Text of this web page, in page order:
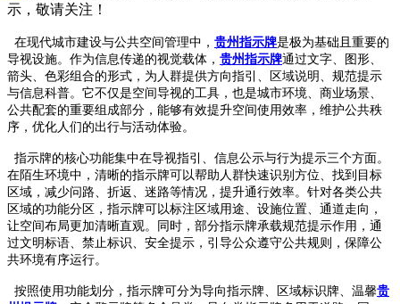
示，敬请关注！
在现代城市建设与公共空间管理中， 贵州指示牌是极为基础且重要的
导视设施。作为信息传递的视觉载体， 贵州指示牌通过文字、图形、
箭头、色彩组合的形式，为人群提供方向指引、区域说明、规范提示
与信息科普。它不仅是空间导视的工具，也是城市环境、商业场景、
公共配套的重要组成部分，能够有效提升空间使用效率，维护公共秩
序，优化人们的出行与活动体验。
指示牌的核心功能集中在导视指引、信息公示与行为提示三个方面。
在陌生环境中，清晰的指示牌可以帮助人群快速识别方位、找到目标
区域，减少问路、折返、迷路等情况，提升通行效率。针对各类公共
区域的功能分区，指示牌可以标注区域用途、设施位置、通道走向，
让空间布局更加清晰直观。同时，部分指示牌承载规范提示作用，通
过文明标语、禁止标识、安全提示，引导公众遵守公共规则，保障公
共环境有序运行。
按照使用功能划分，指示牌可分为导向指示牌、区域标识牌、温馨贵